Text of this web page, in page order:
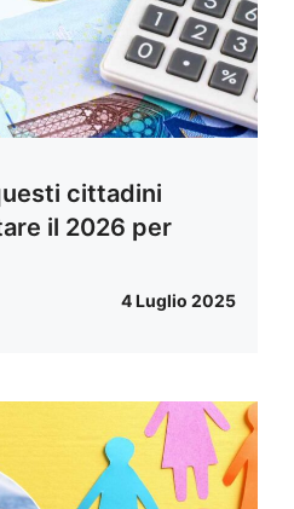
cittadini
il 2026 per
4 Luglio 2025